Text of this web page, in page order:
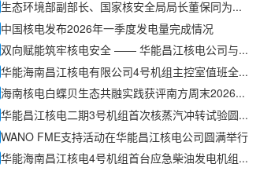
生态环境部副部长、国家核安全局局长董保同为昌江核电厂3号机组颁发运行许可证
中国核电发布2026年一季度发电量完成情况
双向赋能筑牢核电安全 —— 华能昌江核电公司与中国特检院签署合作框架协议
华能海南昌江核电有限公司4号机组主控室值班全面启动
海南核电白蝶贝生态共融实践获评南方周末2026年度ESG创新案例
华能昌江核电二期3号机组首次核蒸汽冲转试验圆满成功
WANO FME支持活动在华能昌江核电公司圆满举行
华能海南昌江核电4号机组首台应急柴油发电机组首启成功